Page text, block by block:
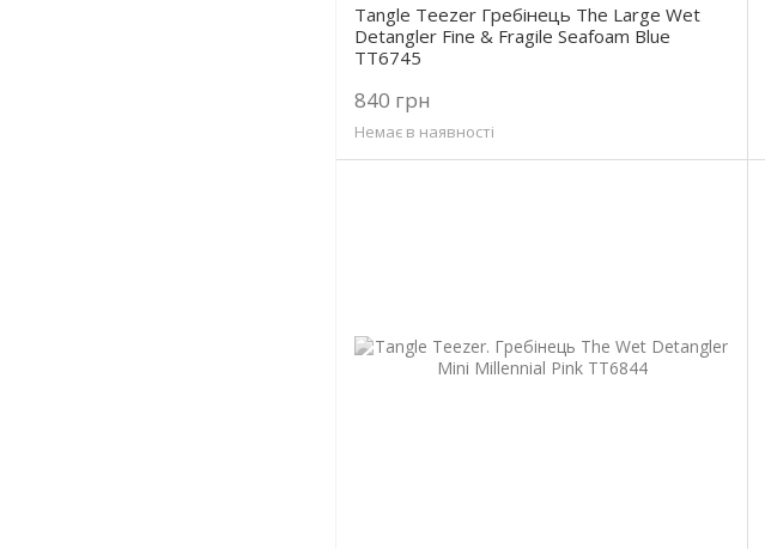
Tangle Teezer Гребінець The Large Wet
Detangler Fine & Fragile Seafoam Blue
TT6745
840 грн
Немає в наявності